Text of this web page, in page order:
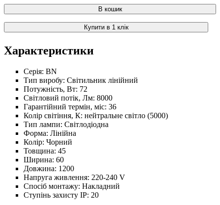
В кошик
Купити в 1 клік
Характеристики
Серія: BN
Тип виробу: Світильник лінійний
Потужність, Вт: 72
Світловий потік, Лм: 8000
Гарантійний термін, міс: 36
Колір світіння, К: нейтральне світло (5000)
Тип лампи: Світлодіодна
Форма: Лінійна
Колір: Чорний
Товщина: 45
Ширина: 60
Довжина: 1200
Напруга живлення: 220-240 V
Спосіб монтажу: Накладний
Ступінь захисту IP: 20